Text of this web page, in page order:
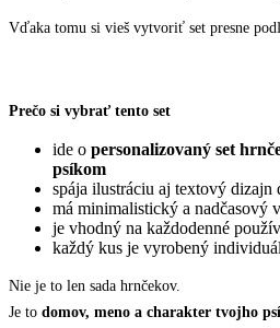
Vďaka tomu si vieš vytvoriť set presne
Prečo si vybrať tento set
ide o personalizovaný set
psíkom
spája ilustráciu aj textový dizajn
má minimalistický a nadčasový
je vhodný na každodenné
každý kus je vyrobený
Nie je to len sada hrnčekov.
Je to domov, meno a charakter tvojho